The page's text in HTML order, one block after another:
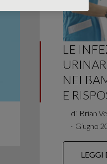
LE
NEI
E
di Brian
∙ Giugno
LEGGI